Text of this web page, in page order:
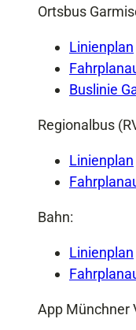
Ortsbus
Linienplan
Buslinie
Regionalbus
Linienplan
Bahn:
Linienplan
App Münchner